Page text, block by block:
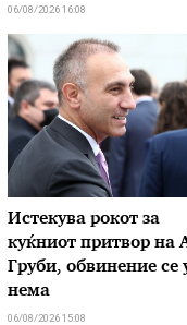
06/08/2026 16:08
Истекува рокот за
куќниот притвор на
Груби, обвинение се
нема
06/08/2026 15:08